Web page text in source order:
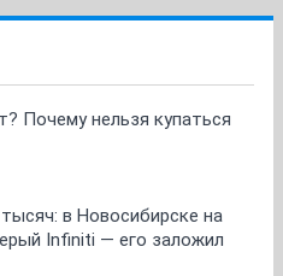
Почему нельзя купаться
в Новосибирске на
Infiniti — его заложил